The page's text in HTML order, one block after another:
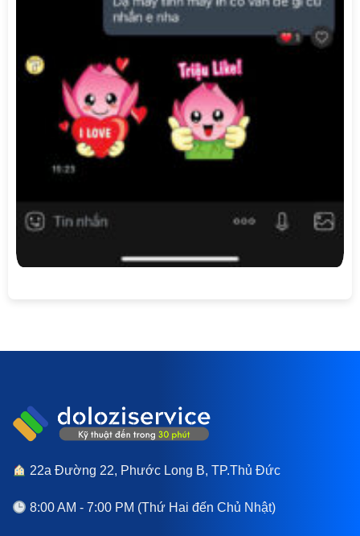
22a Đường 22, Phước Long B, TP.Thủ Đức
8:00 AM - 7:00 PM (Thứ Hai đến Chủ Nhật)